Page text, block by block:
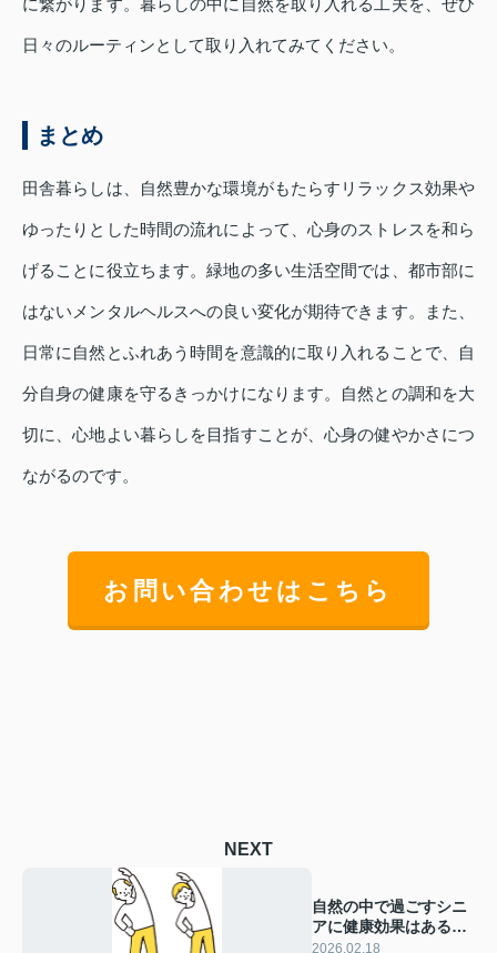
日々のルーティンとして取り入れてみてください。
まとめ
田舎暮らしは、自然豊かな環境がもたらすリラックス効果や
ゆったりとした時間の流れによって、心身のストレスを和ら
げることに役立ちます。緑地の多い生活空間では、都市部に
はないメンタルヘルスへの良い変化が期待できます。また、
日常に自然とふれあう時間を意識的に取り入れることで、自
分自身の健康を守るきっかけになります。自然との調和を大
切に、心地よい暮らしを目指すことが、心身の健やかさにつ
ながるのです。
お問い合わせはこちら
NEXT
自然の中で過ごすシニ
アに健康効果はある？
移住や生活のヒントも
2026.02.18